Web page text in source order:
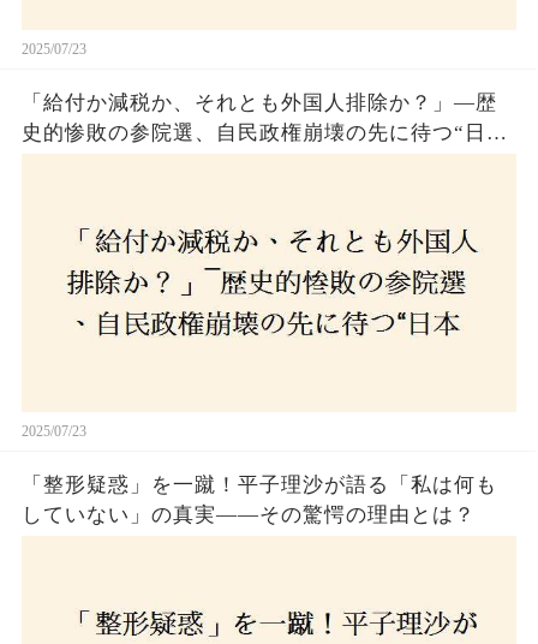
2025/07/23
「給付か減税か、それとも外国人排除か？」―歴
史的惨敗の参院選、自民政権崩壊の先に待つ“日本
2025/07/23
「整形疑惑」を一蹴！平子理沙が語る「私は何も
していない」の真実——その驚愕の理由とは？